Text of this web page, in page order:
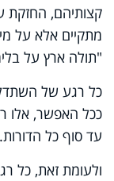
קצותיהם, החזקת
מתקיים אלא על
"תולה ארץ על
כל רגע של
ככל האפשר, אלו
עד סוף כל הדורות.
ולעומת זאת, כל